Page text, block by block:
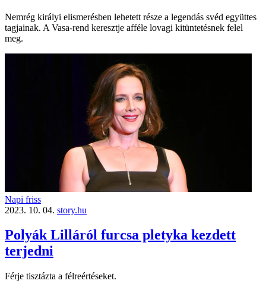
Nemrég királyi elismerésben lehetett része a legendás svéd együttes
tagjainak. A Vasa-rend keresztje afféle lovagi kitüntetésnek felel
meg.
Napi friss
2023. 10. 04. story.hu
Polyák Lilláról furcsa pletyka kezdett
terjedni
Férje tisztázta a félreértéseket.